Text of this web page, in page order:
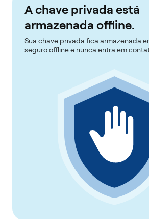
A chave privada está
armazenada offline.
Sua chave privada fica armazenada
seguro offline e nunca entra em